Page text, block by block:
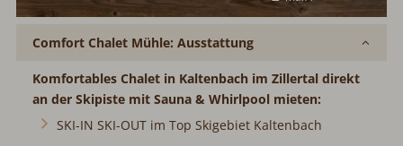
Comfort Chalet Mühle: Ausstattung
Komfortables Chalet in Kaltenbach im Zillertal direkt
an der Skipiste mit Sauna & Whirlpool mieten:
SKI-IN SKI-OUT im Top Skigebiet Kaltenbach